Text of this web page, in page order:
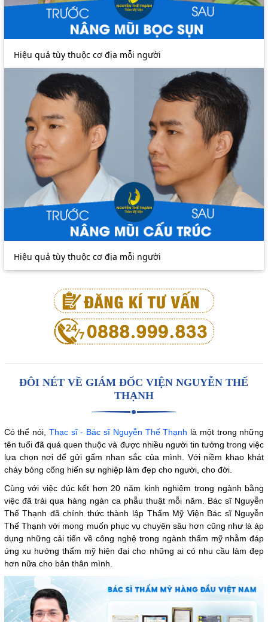
Hiệu quả tùy thuộc cơ địa mỗi người
Hiệu quả tùy thuộc cơ địa mỗi người
ĐÔI NÉT VỀ GIÁM ĐỐC VIỆN NGUYỄN THẾ
THẠNH
Có thể nói, Thạc sĩ - Bác sĩ Nguyễn Thế Thạnh là một trong những
tên tuổi đã quá quen thuộc và được nhiều người tin tưởng trong việc
lựa chọn nơi để gửi gấm nhan sắc của mình. Với niềm khao khát
cháy bỏng cống hiến sự nghiệp làm đẹp cho người, cho đời.
Cùng với việc đúc kết hơn 20 năm kinh nghiệm trong ngành bằng
việc đã trải qua hàng ngàn ca phẫu thuật mỗi năm. Bác sĩ Nguyễn
Thế Thạnh đã chính thức thành lập Thẩm Mỹ Viện Bác sĩ Nguyễn
Thế Thạnh với mong muốn phục vụ chuyên sâu hơn cũng như là áp
dụng những cải tiến về công nghệ trong ngành thẩm mỹ nhằm đáp
ứng xu hướng thẩm mỹ hiện đại cho những ai có nhu cầu làm đẹp
hơn nữa cho bản thân mình.